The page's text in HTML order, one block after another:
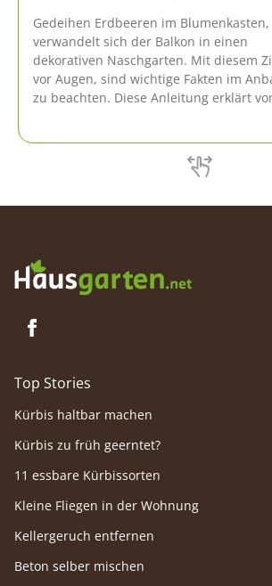
Gedeihen Erdbeeren im Blumenkasten,
verwandelt sich der Balkon in einen
dekorativen Naschgarten. Mit diesem
vor Augen, sind wichtige Fakten im
zu beachten. Diese Anleitung erklärt
wichtigen Details. Eine Liste führt Ihnen
ideale Sorten für den Balkonkasten vor.
Top Stories
Kürbis haltbar machen
Kürbis zu früh geerntet?
11 essbare Kürbissorten
Kleine Fliegen in der Wohnung
Kellergeruch entfernen
Beton selber mischen